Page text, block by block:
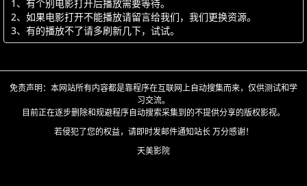
1、有个别电影打开后播放需要等待。
2、如果电影打开不能播放请留言给我们，我们更换资源。
3、有的播放不了请多刷新几下，试试。
免责声明：本网站所有内容都是靠程序在互联网上自动搜集而来，仅供测试和学
习交流。
目前正在逐步删除和规避程序自动搜索采集到的不提供分享的版权影视。
若侵犯了您的权益，请即时发邮件通知站长 万分感谢！
天美影院